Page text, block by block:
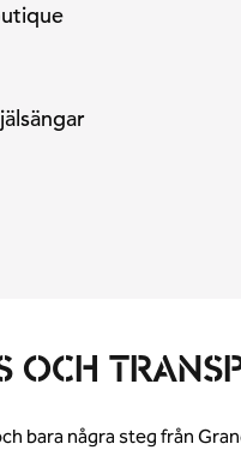
OCH
bara några steg från